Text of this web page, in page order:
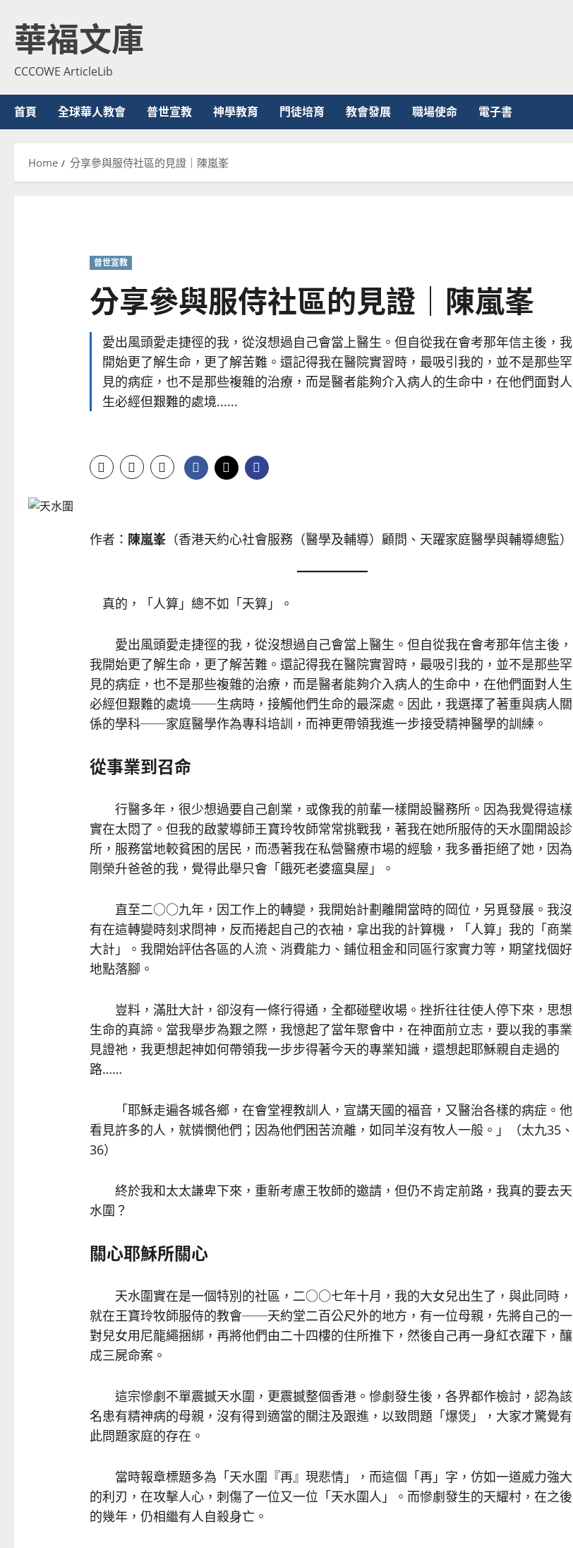
content
華福文庫
CCCOWE ArticleLib
首頁 全球華人教會 普世宣教 神學教育 門徒培育 教會發展 職場使命 電子書
Home 分享參與服侍社區的見證｜陳嵐峯
普世宣教
分享參與服侍社區的見證｜陳嵐峯
愛出風頭愛走捷徑的我，從沒想過自己會當上醫生。但自從我在會考那年信主後，我
開始更了解生命，更了解苦難。還記得我在醫院實習時，最吸引我的，並不是那些罕
見的病症，也不是那些複雜的治療，而是醫者能夠介入病人的生命中，在他們面對人
生必經但艱難的處境......
作者： 陳嵐峯（香港天約心社會服務（醫學及輔導）顧問、天躍家庭醫學與輔導總監）
真的，「人算」總不如「天算」。
愛出風頭愛走捷徑的我，從沒想過自己會當上醫生。但自從我在會考那年信主後，
我開始更了解生命，更了解苦難。還記得我在醫院實習時，最吸引我的，並不是那些罕
見的病症，也不是那些複雜的治療，而是醫者能夠介入病人的生命中，在他們面對人生
必經但艱難的處境──生病時，接觸他們生命的最深處。因此，我選擇了著重與病人關
係的學科──家庭醫學作為專科培訓，而神更帶領我進一步接受精神醫學的訓練。
從事業到召命
行醫多年，很少想過要自己創業，或像我的前輩一樣開設醫務所。因為我覺得這樣
實在太悶了。但我的啟蒙導師王寶玲牧師常常挑戰我，著我在她所服侍的天水圍開設診
所，服務當地較貧困的居民，而憑著我在私營醫療巿場的經驗，我多番拒絕了她，因為
剛榮升爸爸的我，覺得此舉只會「餓死老婆瘟臭屋」。
直至二○○九年，因工作上的轉變，我開始計劃離開當時的岡位，另覓發展。我沒
有在這轉變時刻求問神，反而捲起自己的衣袖，拿出我的計算機，「人算」我的「商業
大計」。我開始評估各區的人流、消費能力、鋪位租金和同區行家實力等，期望找個好
地點落腳。
豈料，滿肚大計，卻沒有一條行得通，全都碰壁收場。挫折往往使人停下來，思想
生命的真諦。當我舉步為艱之際，我憶起了當年聚會中，在神面前立志，要以我的事業
見證祂，我更想起神如何帶領我一步步得著今天的專業知識，還想起耶穌親自走過的
路……
「耶穌走遍各城各鄉，在會堂裡教訓人，宣講天國的福音，又醫治各樣的病症。他
看見許多的人，就憐憫他們；因為他們困苦流離，如同羊沒有牧人一般。」（太九35、
36）
終於我和太太謙卑下來，重新考慮王牧師的邀請，但仍不肯定前路，我真的要去天
水圍？
關心耶穌所關心
天水圍實在是一個特別的社區，二○○七年十月，我的大女兒出生了，與此同時，
就在王寶玲牧師服侍的教會──天約堂二百公尺外的地方，有一位母親，先將自己的一
對兒女用尼龍繩捆綁，再將他們由二十四樓的住所推下，然後自己再一身紅衣躍下，釀
成三屍命案。
這宗慘劇不單震撼天水圍，更震撼整個香港。慘劇發生後，各界都作檢討，認為該
名患有精神病的母親，沒有得到適當的關注及跟進，以致問題「爆煲」，大家才驚覺有
此問題家庭的存在。
當時報章標題多為「天水圍『再』現悲情」，而這個「再」字，仿如一道威力強大
的利刃，在攻擊人心，刺傷了一位又一位「天水圍人」。而慘劇發生的天耀村，在之後
的幾年，仍相繼有人自殺身亡。